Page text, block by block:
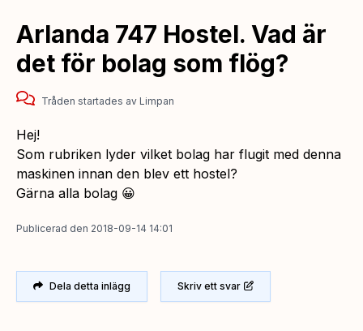
Arlanda 747 Hostel. Vad är
det för bolag som flög?
Tråden startades av Limpan
Hej!
Som rubriken lyder vilket bolag har flugit med denna
maskinen innan den blev ett hostel?
Gärna alla bolag 😀
Publicerad den 2018-09-14 14:01
Dela detta inlägg Skriv ett svar